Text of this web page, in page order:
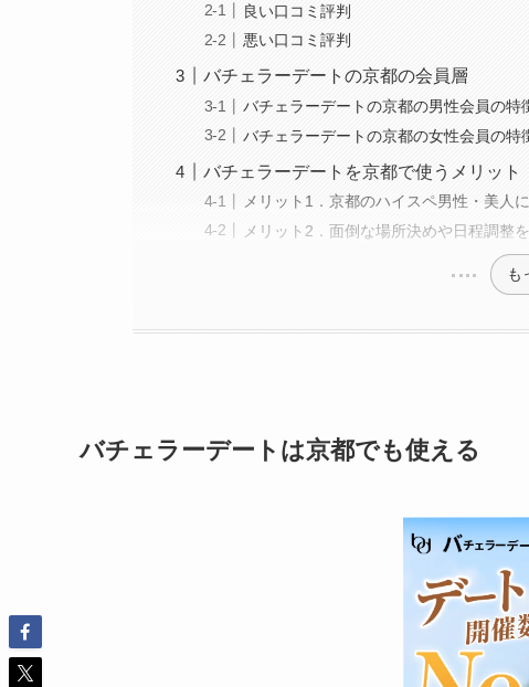
良い口コミ評判
悪い口コミ評判
バチェラーデートの京都の会員層
バチェラーデートの京都の男性会員の特
バチェラーデートの京都の女性会員の特
バチェラーデートを京都で使うメリット
メリット1．京都のハイスペ男性・美人
メリット2．面倒な場所決めや日程調整
も
バチェラーデートは京都でも使える